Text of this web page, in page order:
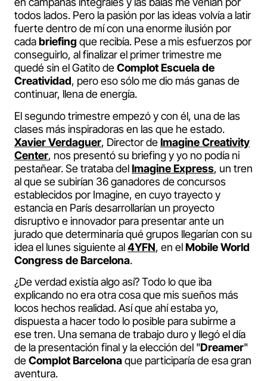
todos lados. Pero la pasión por las ideas volvía a latir
fuerte dentro de mí con una enorme ilusión por
cadabriefing que recibía. Pese a mis esfuerzos por
conseguirlo, al finalizar el primer trimestre me
quedé sin el Gatito deComplot Escuela de
Creatividad, pero eso sólo me dio más ganas de
continuar, llena de energía.
El segundo trimestre empezó y con él, una de las
clases más inspiradoras en las que he estado.
Xavier Verdaguer, Director deImagine Creativity
Center, nos presentó su briefing y yo no podía ni
pestañear. Se trataba delImagine Express, un tren
al que se subirían 36 ganadores de concursos
establecidos por Imagine, en cuyo trayecto y
estancia en París desarrollarían un proyecto
disruptivo e innovador para presentar ante un
jurado que determinaría qué grupos llegarían con su
idea el lunes siguiente al4YFN, en elMobile World
Congress de Barcelona.
¿De verdad existía algo así? Todo lo que iba
explicando no era otra cosa que mis sueños más
locos hechos realidad. Así que ahí estaba yo,
dispuesta a hacer todo lo posible para subirme a
ese tren. Una semana de trabajo duro y llegó el día
de la presentación final y la elección del "Dreamer"
deComplot Barcelonaque participaría de esa gran
aventura.